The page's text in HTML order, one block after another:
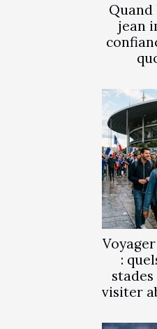
Quand
jean
:
visiter